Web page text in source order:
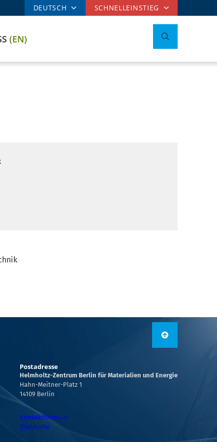
DEUTSCH SCHNELLEINSTIEG
(EN)
Postadresse
Helmholtz-Zentrum Berlin für Materialien und Energie
Hahn-Meitner-Platz 1
14109 Berlin
Kontaktformular
Standorte